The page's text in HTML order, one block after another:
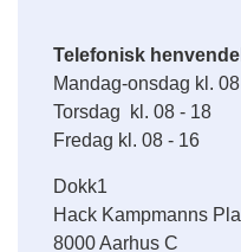
Telefonisk
Mandag-onsdag kl.
Torsdag kl. 08 - 18
Fredag kl. 08 - 16
Dokk1
Hack Kampmanns
8000 Aarhus C